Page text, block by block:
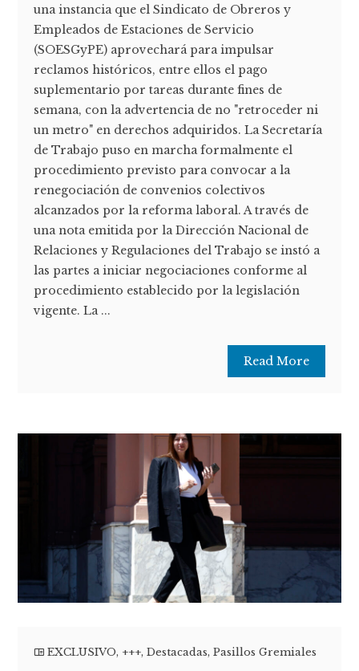
una instancia que el Sindicato de Obreros y
Empleados de Estaciones de Servicio
(SOESGyPE) aprovechará para impulsar
reclamos históricos, entre ellos el pago
suplementario por tareas durante fines de
semana, con la advertencia de no "retroceder ni
un metro" en derechos adquiridos. La Secretaría
de Trabajo puso en marcha formalmente el
procedimiento previsto para convocar a la
renegociación de convenios colectivos
alcanzados por la reforma laboral. A través de
una nota emitida por la Dirección Nacional de
Relaciones y Regulaciones del Trabajo se instó a
las partes a iniciar negociaciones conforme al
procedimiento establecido por la legislación
vigente. La ...
Read More
EXCLUSIVO, +++,Destacadas,Pasillos Gremiales